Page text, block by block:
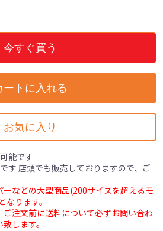
今すぐ買う
ートに入れる
お気に入り
能です
す 店頭でも販売しておりますので、ご
などの大型商品(200サイズを超えるモ
ります。
注文前に送料について必ずお問い合わ
します。